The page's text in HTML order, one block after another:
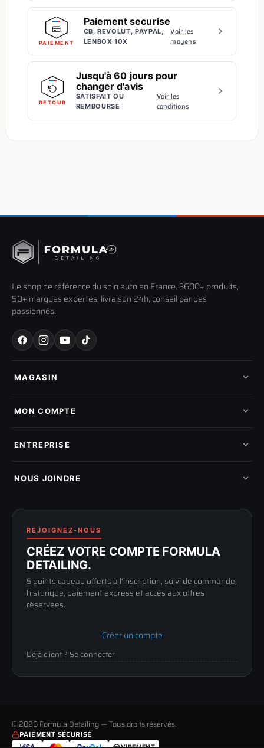
PAIEMENT
Paiement securise
CB, REVOLUT, PAYPAL,
LENBOX 10X
·Voir les
moyens
RETOUR
Jusqu'à 60 jours pour
changer d'avis
SATISFAIT OU
REMBOURSE
·Voir les
conditions
Le shop de référence du soin auto en France. 3600+ produits,
50+ marques expertes, livraison 24h, conseil par des
passionnés.
MAGASIN
Nos marques
Pads de polissage
Pièces détachées
MON COMPTE
Mes tickets SAV
Mon parrainage
Programme fidelite
ENTREPRISE
Compte pro
Politique de retour
Conditions générales
Mentions légales
Confidentialité
NOUS JOINDRE
89100 SENS
03 73 61 02 02
Lun-Ven
9h-12h / 14h-17h
REJOIGNEZ-NOUS
CRÉEZ VOTRE COMPTE FORMULA
DETAILING.
5 points cadeau offerts à l'inscription, suivi de commande,
historique, paiement express et accès aux offres
réservées.
Créer un compte
Déjà client ? Se connecter
PAIEMENT SÉCURISÉ
© 2026 Formula Detailing — Tous droits réservés.